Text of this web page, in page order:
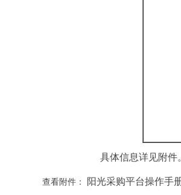
具体信息详见附件
查看附件： 阳光采购平台操作手